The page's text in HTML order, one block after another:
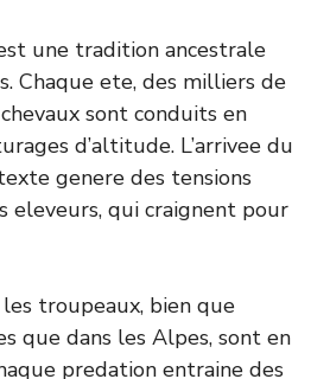
une tradition ancestrale
Chaque ete, des milliers de
sont conduits en
d’altitude. L’arrivee du
genere des tensions
eleveurs, qui craignent pour
troupeaux, bien que
que dans les Alpes, sont en
predation entraine des